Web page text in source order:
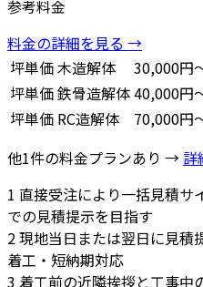
参考料金
料金の詳細を見る →
坪単価木造解体
30,000円
坪単価鉄骨造解体40,000円
坪単価 RC造解体
70,000円
他1件の料金プランあり → 詳
1 直接受注により一括見積サ
での見積提示を目指す
2現地当日または翌日に見積
着工・短納期対応
3 着工前の近隣挨拶と工事中